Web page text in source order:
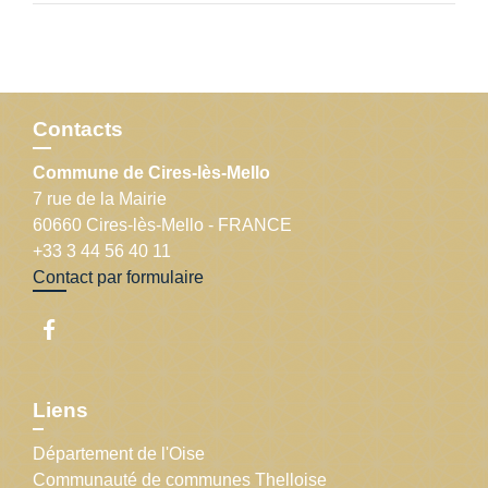
Contacts
Commune de Cires-lès-Mello
7 rue de la Mairie
60660 Cires-lès-Mello - FRANCE
+33 3 44 56 40 11
Contact par formulaire
Liens
Département de l'Oise
Communauté de communes Thelloise